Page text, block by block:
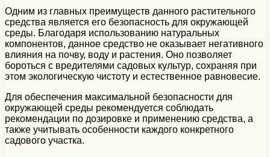
Одним из главных преимуществ данного растительного
средства является его безопасность для окружающей
среды. Благодаря использованию натуральных
компонентов, данное средство не оказывает негативного
влияния на почву, воду и растения. Оно позволяет
бороться с вредителями садовых культур, сохраняя при
этом экологическую чистоту и естественное равновесие.
Для обеспечения максимальной безопасности для
окружающей среды рекомендуется соблюдать
рекомендации по дозировке и применению средства, а
также учитывать особенности каждого конкретного
садового участка.